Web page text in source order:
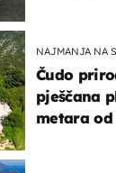
NAJMANJA NA
Čudo
pješčana
metara